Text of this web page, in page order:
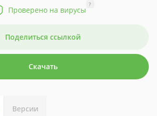
Проверено на вирусы
?
Поделиться ссылкой
Скачать
Версии